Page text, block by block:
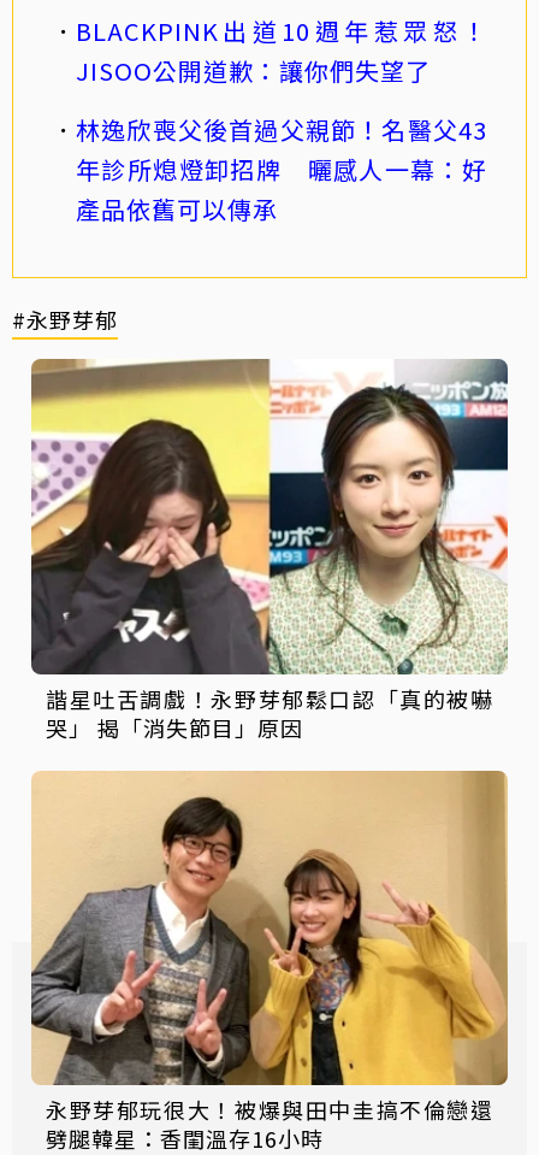
BLACKPINK出道10週年惹眾怒！
JISOO公開道歉：讓你們失望了
林逸欣喪父後首過父親節！名醫父43
年診所熄燈卸招牌 曬感人一幕：好
產品依舊可以傳承
#永野芽郁
諧星吐舌調戲！永野芽郁鬆口認「真的被嚇
哭」 揭「消失節目」原因
永野芽郁玩很大！被爆與田中圭搞不倫戀還
劈腿韓星：香閨溫存16小時